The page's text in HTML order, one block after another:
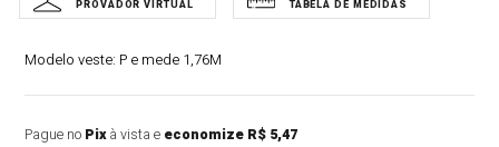
Modelo veste: P e mede 1,76M
Pague no Pixà vista e economize R$ 5,47